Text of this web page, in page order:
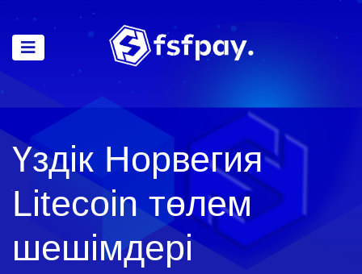
Үздік Норвегия
Litecoin төлем
шешімдері